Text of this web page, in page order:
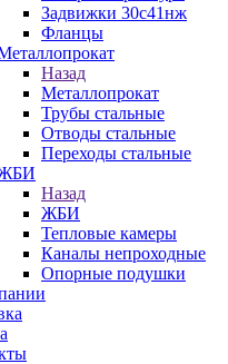
Задвижки 30с41нж
Фланцы
Назад
Металлопрокат
Трубы стальные
Отводы стальные
Переходы стальные
Назад
ЖБИ
Тепловые камеры
Каналы непроходные
Опорные подушки